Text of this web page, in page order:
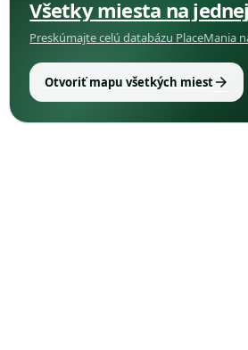
Všetky miesta na
Preskúmajte celú databázu PlaceMania
Otvoriť mapu všetkých miestarrow_forward